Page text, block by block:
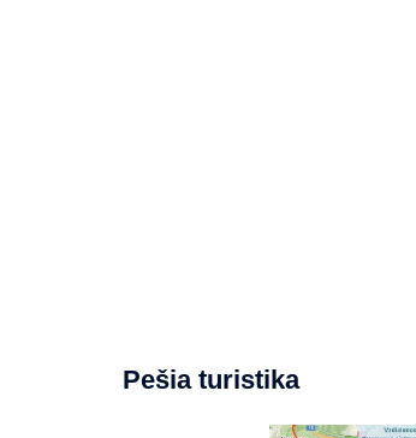
Pešia turistika